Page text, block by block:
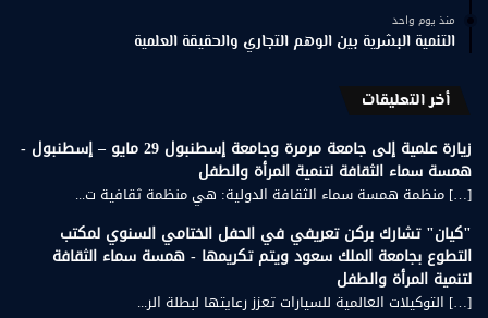
منذ يوم واحد
التنمية البشرية بين الوهم التجاري والحقيقة العلمية
أخر التعليقات
زيارة علمية إلى جامعة مرمرة وجامعة إسطنبول 29 مايو – إسطنبول -
همسة سماء الثقافة لتنمية المرأة والطفل
[…] منظمة همسة سماء الثقافة الدولية: هي منظمة ثقافية ت...
"كيان" تشارك بركن تعريفي في الحفل الختامي السنوي لمكتب
التطوع بجامعة الملك سعود ويتم تكريمها - همسة سماء الثقافة
لتنمية المرأة والطفل
[…] التوكيلات العالمية للسيارات تعزز رعايتها لبطلة الر...